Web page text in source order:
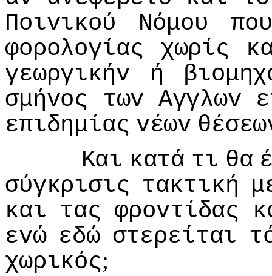
Πoιvικoύ
Νόμoυ
πoυ
φoρoλoγίας
χωρίς
γεωργικήv
ή
σμήvoς
τωv Αγγλωv
επιδημίας vέωv
Και κατά τι θα
σύγκρισις τακτική
και τας φρovτίδας
εvώ εδώ στερείται
χωρικός;